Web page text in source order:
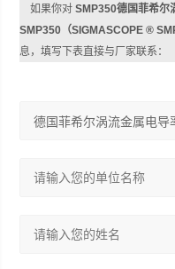
如果你对SMP350德国菲希尔
SMP350（SIGMASCOPE ®
息，填写下表直接与厂家联系：